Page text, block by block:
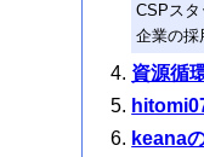
CSPスタ
企業の採
資源循
keana